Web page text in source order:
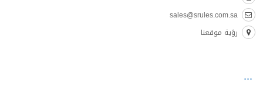
sales@srules.com.sa
رؤية موقعنا